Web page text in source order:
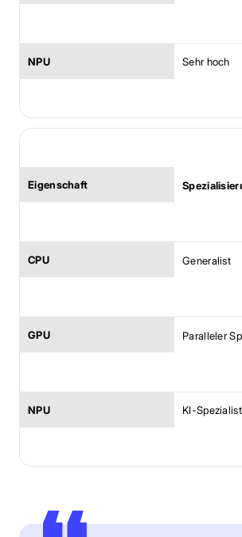
Sehr hoch
Generalist
Paralleler
KI-Spezialist